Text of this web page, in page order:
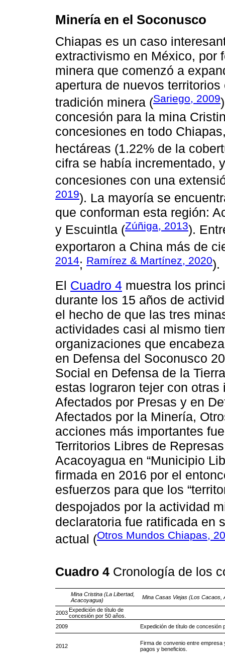
Minería en el Soconusco
Chiapas es un caso
extractivismo en México, por
minera que comenzó a
apertura de nuevos
tradición minera (Sariego, 2009
concesión para la mina
concesiones en todo
hectáreas (1.22% de la
cifra se había incrementado,
concesiones con una
2019). La mayoría se
que conforman esta región:
y Escuintla (Zúñiga, 2013).
exportaron a China más de
2014; Ramírez & Martínez, 2020).
El Cuadro 4 muestra los
durante los 15 años de
el hecho de que las tres
actividades casi al mismo
organizaciones que
en Defensa del Soconusco
Social en Defensa de la
estas lograron tejer con
Afectados por Presas y en
Afectados por la Minería,
acciones más importantes
Territorios Libres de
Acacoyagua en “Municipio
firmada en 2016 por el
esfuerzos para que los
despojados por la actividad
declaratoria fue ratificada en
actual (Otros Mundos Chiapas,
Cuadro 4 Cronología de los
Mina Cristina (La Libertad,
Acacoyagua)
Mina Casas Viejas (Los Cacaos,
2003 Expedición de título de
concesión por 50 años.
2009
Expedición de título de concesión
2012
Firma de convenio entre
pagos y beneficios.